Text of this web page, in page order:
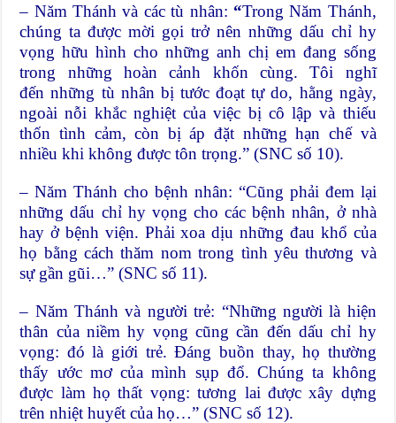
– Năm Thánh và các tù nhân: “Trong Năm Thánh,
chúng ta được mời gọi trở nên những dấu chỉ hy
vọng hữu hình cho những anh chị em đang sống
trong những hoàn cảnh khốn cùng. Tôi nghĩ
đến những tù nhân bị tước đoạt tự do, hằng ngày,
ngoài nỗi khắc nghiệt của việc bị cô lập và thiếu
thốn tình cảm, còn bị áp đặt những hạn chế và
nhiều khi không được tôn trọng.” (SNC số 10).
– Năm Thánh cho bệnh nhân: “Cũng phải đem lại
những dấu chỉ hy vọng cho các bệnh nhân, ở nhà
hay ở bệnh viện. Phải xoa dịu những đau khổ của
họ bằng cách thăm nom trong tình yêu thương và
sự gần gũi…” (SNC số 11).
– Năm Thánh và người trẻ: “Những người là hiện
thân của niềm hy vọng cũng cần đến dấu chỉ hy
vọng: đó là giới trẻ. Đáng buồn thay, họ thường
thấy ước mơ của mình sụp đổ. Chúng ta không
được làm họ thất vọng: tương lai được xây dựng
trên nhiệt huyết của họ…” (SNC số 12).